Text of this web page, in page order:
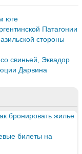
юге
Патагонии
стороны
свиньей, Эквадор
Дарвина
бронировать жилье
билеты на